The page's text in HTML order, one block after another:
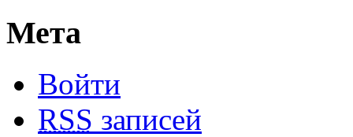
Мета
Войти
RSS записей